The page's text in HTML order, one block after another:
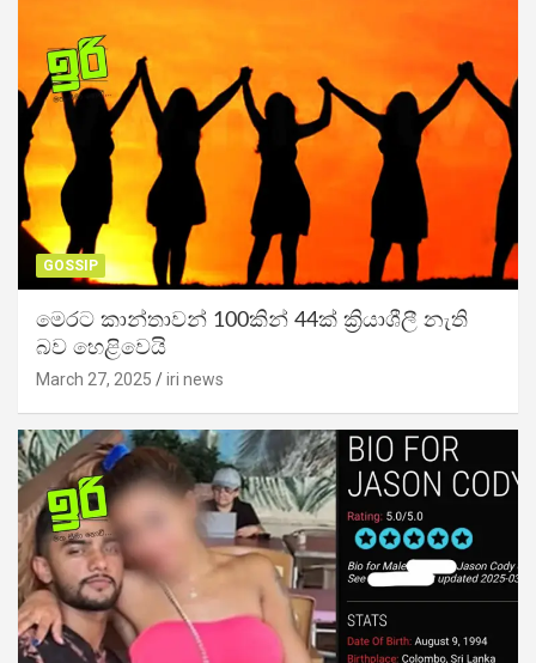
GOSSIP
මෙරට කාන්තාවන් 100කින් 44ක් ක්‍රියාශීලී නැති
බව හෙළිවෙයි
March 27, 2025 iri news